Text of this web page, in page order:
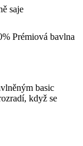
saje
Prémiová bavlna
basic
když se